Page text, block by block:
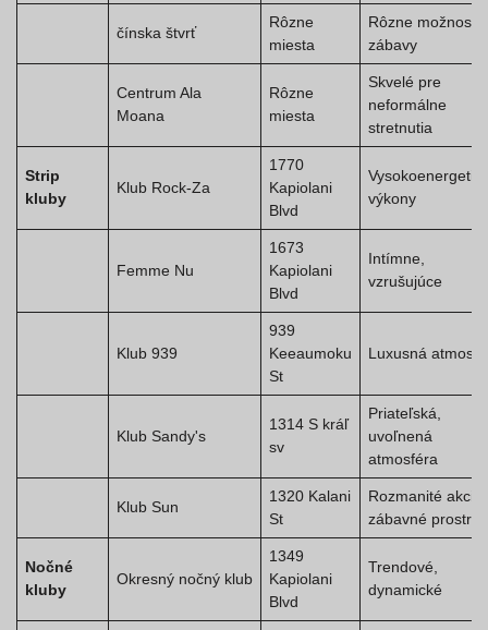
čínska štvrť
Rôzne
miesta
Rôzne možnosti
zábavy
Centrum Ala
Moana
Rôzne
miesta
Skvelé pre
neformálne
stretnutia
Strip
kluby
Klub Rock-Za
1770
Kapiolani
Blvd
výkony
Femme Nu
1673
Kapiolani
Blvd
Intímne,
vzrušujúce
Klub 939
939
Keeaumoku
St
Luxusná
Klub Sandy's
1314 S kráľ
sv
Priateľská,
uvoľnená
atmosféra
Klub Sun
1320 Kalani
St
Rozmanité akcie,
zábavné
Nočné
kluby
Okresný nočný klub
1349
Kapiolani
Blvd
Trendové,
dynamické